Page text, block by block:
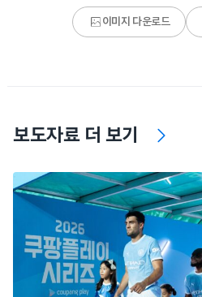
이미지 다운로드
보도자료 더 보기